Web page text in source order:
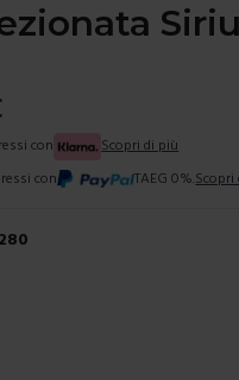
con
Scopri di più
con TAEG 0%. Scopri